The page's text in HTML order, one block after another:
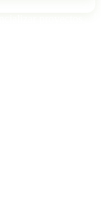
proyectos